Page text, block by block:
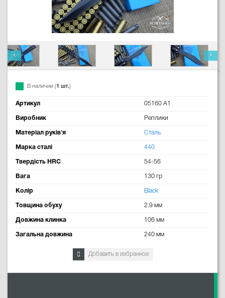
В наличии (1 шт.)
Артикул 05160 A1
Виробник Реплики
Матеріал руків'я Сталь
Марка сталі 440
Твердість HRC 54-56
Вага 130 гр
Колір Black
Товщина обуху 2.9 мм
Довжина клинка 106 мм
Загальна довжина 240 мм
Добавить в избранное